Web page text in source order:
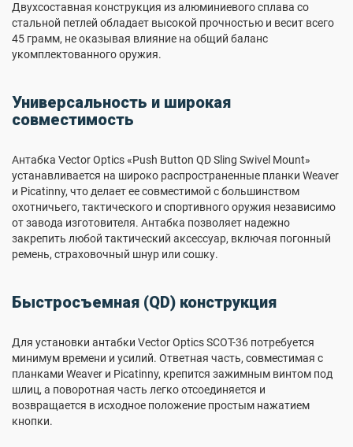
Двухсоставная конструкция из алюминиевого сплава со
стальной петлей обладает высокой прочностью и весит всего
45 грамм, не оказывая влияние на общий баланс
укомплектованного оружия.
Универсальность и широкая
совместимость
Антабка Vector Optics «Push Button QD Sling Swivel Mount»
устанавливается на широко распространенные планки Weaver
и Picatinny, что делает ее совместимой с большинством
охотничьего, тактического и спортивного оружия независимо
от завода изготовителя. Антабка позволяет надежно
закрепить любой тактический аксессуар, включая погонный
ремень, страховочный шнур или сошку.
Быстросъемная (QD) конструкция
Для установки антабки Vector Optics SCOT-36 потребуется
минимум времени и усилий. Ответная часть, совместимая с
планками Weaver и Picatinny, крепится зажимным винтом под
шлиц, а поворотная часть легко отсоединяется и
возвращается в исходное положение простым нажатием
кнопки.